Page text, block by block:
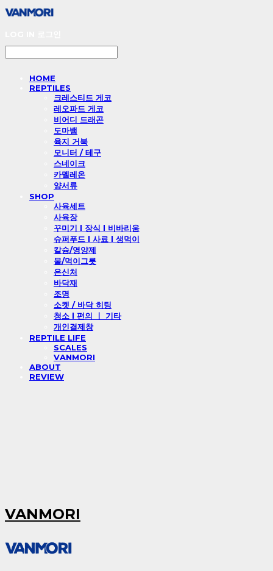
HOME
REPTILES
크레스티드 게코
레오파드 게코
비어디 드래곤
도마뱀
육지 거북
모니터 / 테구
스네이크
카멜레온
양서류
SHOP
사육세트
사육장
꾸미기 l 장식 l 비바리움
슈퍼푸드 l 사료 l 생먹이
칼슘/영양제
물/먹이그릇
은신처
바닥재
조명
소켓 / 바닥 히팅
청소 l 편의 ㅣ 기타
개인결제창
REPTILE LIFE
SCALES
VANMORI
ABOUT
REVIEW
VANMORI